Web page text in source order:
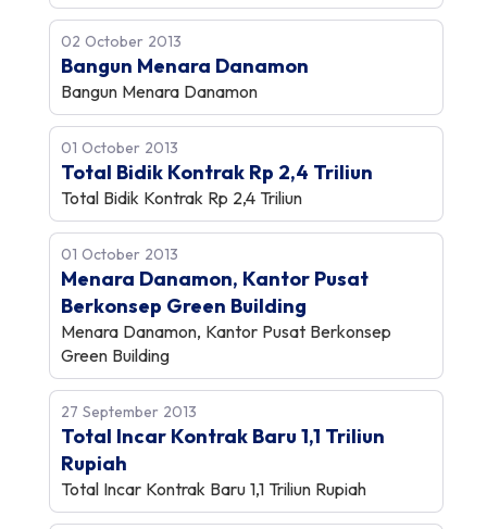
02 October 2013
Bangun Menara Danamon
Bangun Menara Danamon
01 October 2013
Total Bidik Kontrak Rp 2,4 Triliun
Total Bidik Kontrak Rp 2,4 Triliun
01 October 2013
Menara Danamon, Kantor Pusat
Berkonsep Green Building
Menara Danamon, Kantor Pusat Berkonsep
Green Building
27 September 2013
Total Incar Kontrak Baru 1,1 Triliun
Rupiah
Total Incar Kontrak Baru 1,1 Triliun Rupiah